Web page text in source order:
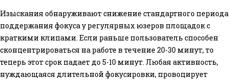
Изыскания обнаруживают снижение стандартного периода
поддержания фокуса у регулярных юзеров площадок с
краткими клипами. Если раньше пользователь способен
сконцентрироваться на работе в течение 20-30 минут, то
теперь этот срок падает до 5-10 минут. Любая активность,
нуждающаяся длительной фокусировки, провоцирует